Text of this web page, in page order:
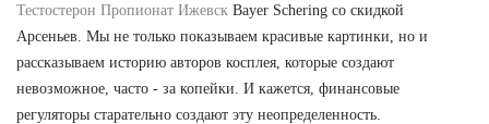
Тестостерон Пропионат Ижевск Bayer Schering со скидкой
Арсеньев. Мы не только показываем красивые картинки, но и
рассказываем историю авторов косплея, которые создают
невозможное, часто - за копейки. И кажется, финансовые
регуляторы старательно создают эту неопределенность.